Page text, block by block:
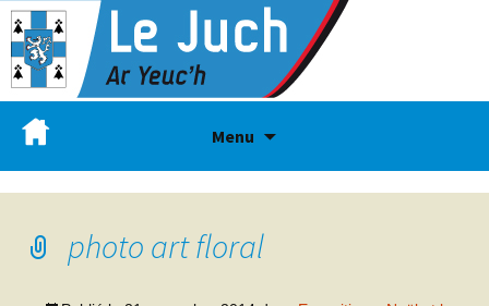
Menu
photo art floral